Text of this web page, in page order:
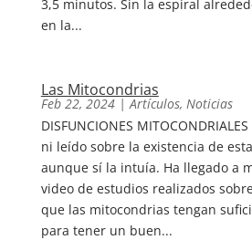
3,5 minutos. Sin la espiral
en la...
Las Mitocondrias
Feb 22, 2024|Artículos, Noticias
DISFUNCIONES
ni leído sobre la existencia de
aunque sí la intuía. Ha llegado a
video de estudios realizados
que las mitocondrias tengan
para tener un buen...